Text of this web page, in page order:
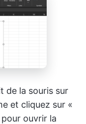
de la souris sur
et cliquez sur «
ouvrir la